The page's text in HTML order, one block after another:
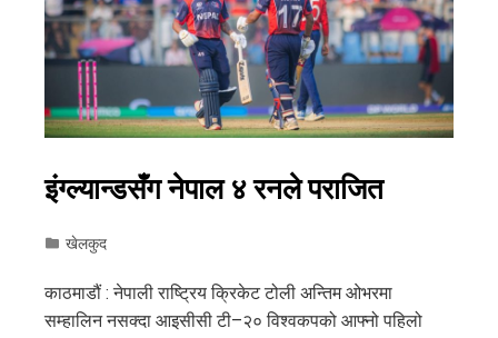
इंग्ल्यान्डसँग नेपाल ४ रनले पराजित
खेलकुद
काठमाडौं : नेपाली राष्ट्रिय क्रिकेट टोली अन्तिम ओभरमा
सम्हालिन नसक्दा आइसीसी टी–२० विश्वकपको आफ्नो पहिलो